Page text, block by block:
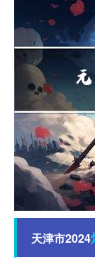
天津市2024